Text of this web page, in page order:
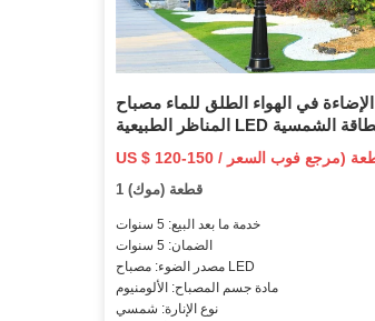
الإضاءة في الهواء الطلق للماء مصباح
المناظر الطبيعية LED الطاقة الشمسية
عمود حديقة ضوء لمسار الحديقة فناء
ساحة الممشى درب مسار فناء
1 قطعة (موك)
خدمة ما بعد البيع: 5 سنوات
الضمان: 5 سنوات
مصدر الضوء: مصباح LED
مادة جسم المصباح: الألومنيوم
نوع الإنارة: شمسي